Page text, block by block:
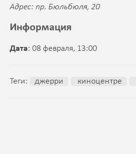
Адрес: пр. Бюльбюля, 20
Информация
Дата: 08 февраля, 13:00
Теги: джерри киноцентре